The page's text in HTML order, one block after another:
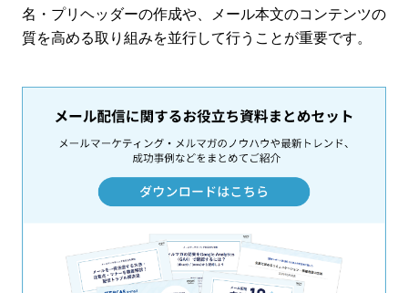
名・プリヘッダーの作成や、メール本文のコンテンツの
質を高める取り組みを並行して行うことが重要です。